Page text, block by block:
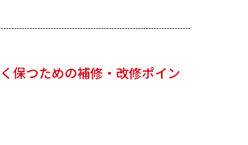
保つための補修・改修ポイン